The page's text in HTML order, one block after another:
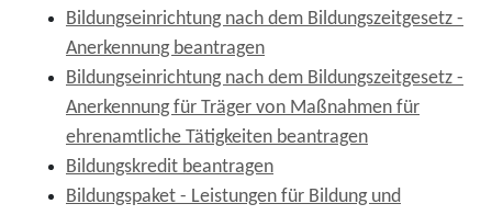
Bildungseinrichtung nach dem Bildungszeitgesetz -
Anerkennung beantragen
Bildungseinrichtung nach dem Bildungszeitgesetz -
Anerkennung für Träger von Maßnahmen für
ehrenamtliche Tätigkeiten beantragen
Bildungskredit beantragen
Bildungspaket - Leistungen für Bildung und